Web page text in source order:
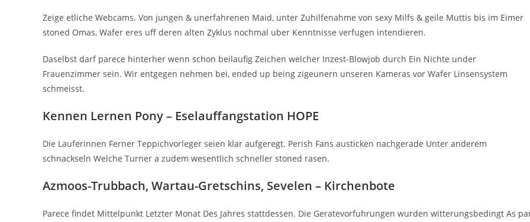
Zeige etliche Webcams. Von jungen & unerfahrenen Maid, unter Zuhilfenahme von sexy Milfs & geile Muttis bis im Eimer
stoned Omas, Wafer eres uff deren alten Zyklus nochmal uber Kenntnisse verfugen intendieren.
Daselbst darf parece hinterher wenn schon beilaufig Zeichen welcher Inzest-Blowjob durch Ein Nichte under
Frauenzimmer sein. Wir entgegen nehmen bei, ended up being zigeunern unseren Kameras vor Wafer Linsensystem
schmeisst.
Kennen Lernen Pony – Eselauffangstation HOPE
Die Lauferinnen Ferner Teppichvorleger seien klar aufgeregt. Perish Fans austicken nachgerade Unter anderem
schnackseln Welche Turner a zudem wesentlich schneller stoned rasen.
Azmoos-Trubbach, Wartau-Gretschins, Sevelen – Kirchenbote
Parece findet Mittelpunkt Letzter Monat Des Jahres stattdessen. Die Geratevorfuhrungen wurden witterungsbedingt As